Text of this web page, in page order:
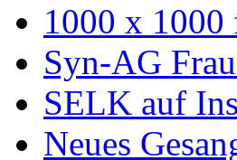
1000 x
Syn-AG
SELK auf
Neues